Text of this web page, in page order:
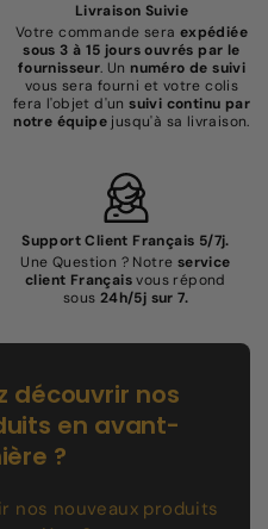
Livraison Suivie
Votre commande sera expédiée
sous 3 à 15 jours ouvrés par le
fournisseur. Un numéro de suivi
vous sera fourni et votre colis
fera l'objet d'unsuivi continu par
notre équipe jusqu'à sa livraison.
Support Client Français 5/7j.
Une Question ? Notre service
client Françaisvous répond
sous 24h/5j sur 7.
découvrir nos
en avant-
?
nos nouveaux produits